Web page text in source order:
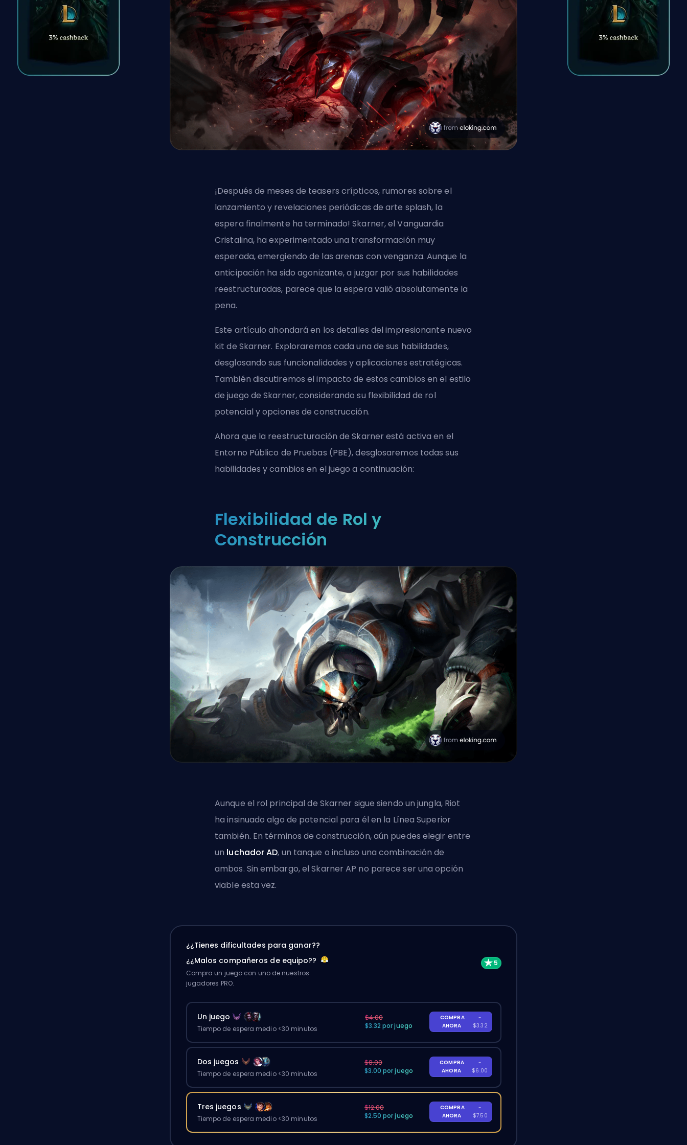
¡Después de meses de teasers crípticos, rumores sobre el
lanzamiento y revelaciones periódicas de arte splash, la
espera finalmente ha terminado! Skarner, el Vanguardia
Cristalina, ha experimentado una transformación muy
esperada, emergiendo de las arenas con venganza. Aunque la
anticipación ha sido agonizante, a juzgar por sus habilidades
reestructuradas, parece que la espera valió absolutamente la
pena.
Este artículo ahondará en los detalles del impresionante nuevo
kit de Skarner. Exploraremos cada una de sus habilidades,
desglosando sus funcionalidades y aplicaciones estratégicas.
También discutiremos el impacto de estos cambios en el estilo
de juego de Skarner, considerando su flexibilidad de rol
potencial y opciones de construcción.
Ahora que la reestructuración de Skarner está activa en el
Entorno Público de Pruebas (PBE), desglosaremos todas sus
habilidades y cambios en el juego a continuación:
Flexibilidad de Rol y
Construcción
Aunque el rol principal de Skarner sigue siendo unjungla, Riot
ha insinuado algo de potencial para él en la Línea Superior
también. En términos de construcción, aún puedes elegir entre
un luchador AD, un tanque o incluso una combinación de
ambos. Sin embargo, el Skarner AP no parece ser una opción
viable esta vez.
¿¿Tienes dificultades para ganar??
¿¿Malos compañeros de equipo??
Compra un juego con uno de nuestros
jugadores PRO.
Un juego
Tiempo de espera medio <30 minutos
$4.00
$3.32 por juego
COMPRA
AHORA
-
$3.32
Dos juegos
Tiempo de espera medio <30 minutos
$8.00
$3.00 por juego
COMPRA
AHORA
-
$6.00
Tres juegos
Tiempo de espera medio <30 minutos
$12.00
$2.50 por juego
COMPRA
AHORA
-
$7.50